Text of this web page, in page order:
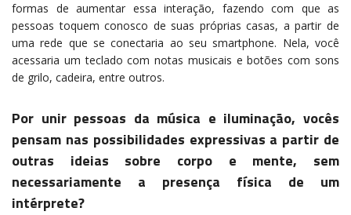
formas de aumentar essa interação, fazendo com que as
pessoas toquem conosco de suas próprias casas, a partir de
uma rede que se conectaria ao seu smartphone. Nela, você
acessaria um teclado com notas musicais e botões com sons
de grilo, cadeira, entre outros.
Por unir pessoas da música e iluminação, vocês
pensam nas possibilidades expressivas a partir de
outras ideias sobre corpo e mente, sem
necessariamente a presença física de um
intérprete?